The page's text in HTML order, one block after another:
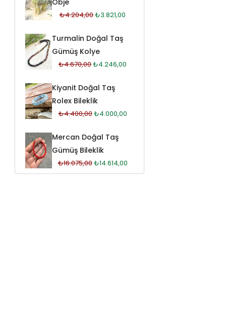
Obje
₺4.204,00₺3.821,00
Turmalin Doğal Taş
Gümüş Kolye
₺4.670,00₺4.246,00
Kiyanit Doğal Taş
Rolex Bileklik
₺4.400,00₺4.000,00
Mercan Doğal Taş
Gümüş Bileklik
₺16.075,00₺14.614,00